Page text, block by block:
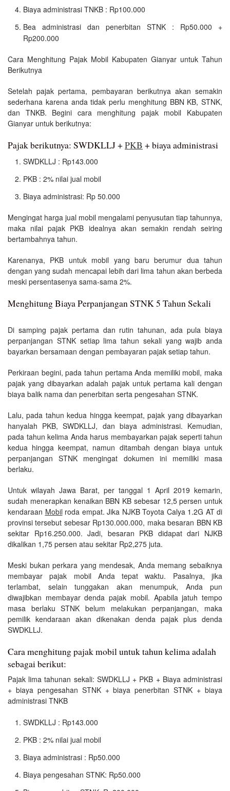
Biaya administrasi TNKB : Rp100.000
Bea administrasi dan penerbitan STNK : Rp50.000 +
Rp200.000
Cara Menghitung Pajak Mobil Kabupaten Gianyar untuk Tahun
Berikutnya
Setelah pajak pertama, pembayaran berikutnya akan semakin
sederhana karena anda tidak perlu menghitung BBN KB, STNK,
dan TNKB. Begini cara menghitung pajak mobil Kabupaten
Gianyar untuk berikutnya:
Pajak berikutnya: SWDKLLJ +PKB + biaya administrasi
SWDKLLJ : Rp143.000
PKB : 2% nilai jual mobil
Biaya administrasi: Rp 50.000
Mengingat harga jual mobil mengalami penyusutan tiap tahunnya,
maka nilai pajak PKB idealnya akan semakin rendah seiring
bertambahnya tahun.
Karenanya, PKB untuk mobil yang baru berumur dua tahun
dengan yang sudah mencapai lebih dari lima tahun akan berbeda
meski persentasenya sama-sama 2%.
Menghitung Biaya Perpanjangan STNK 5 Tahun Sekali
Di samping pajak pertama dan rutin tahunan, ada pula biaya
perpanjangan STNK setiap lima tahun sekali yang wajib anda
bayarkan bersamaan dengan pembayaran pajak setiap tahun.
Perkiraan begini, pada tahun pertama Anda memiliki mobil, maka
pajak yang dibayarkan adalah pajak untuk pertama kali dengan
biaya balik nama dan penerbitan serta pengesahan STNK.
Lalu, pada tahun kedua hingga keempat, pajak yang dibayarkan
hanyalah PKB, SWDKLLJ, dan biaya administrasi. Kemudian,
pada tahun kelima Anda harus membayarkan pajak seperti tahun
kedua hingga keempat, namun ditambah dengan biaya untuk
perpanjangan STNK mengingat dokumen ini memiliki masa
berlaku.
Untuk wilayah Jawa Barat, per tanggal 1 April 2019 kemarin,
sudah menerapkan kenaikan BBN KB sebesar 12,5 persen untuk
kendaraan Mobil roda empat. Jika NJKB Toyota Calya 1.2G AT di
provinsi tersebut sebesar Rp130.000.000, maka besaran BBN KB
sekitar Rp16.250.000. Jadi, besaran PKB didapat dari NJKB
dikalikan 1,75 persen atau sekitar Rp2,275 juta.
Meski bukan perkara yang mendesak, Anda memang sebaiknya
membayar pajak mobil Anda tepat waktu. Pasalnya, jika
terlambat, selain tunggakan akan menumpuk, Anda pun
diwajibkan membayar denda pajak mobil. Apabila jatuh tempo
masa berlaku STNK belum melakukan perpanjangan, maka
pemilik kendaraan akan dikenakan denda pajak plus denda
SWDKLLJ.
Cara menghitung pajak mobil untuk tahun kelima adalah
sebagai berikut:
Pajak lima tahunan sekali: SWDKLLJ + PKB + Biaya administrasi
+ biaya pengesahan STNK + biaya penerbitan STNK + biaya
administrasi TNKB
SWDKLLJ : Rp143.000
PKB : 2% nilai jual mobil
Biaya administrasi : Rp50.000
Biaya pengesahan STNK: Rp50.000